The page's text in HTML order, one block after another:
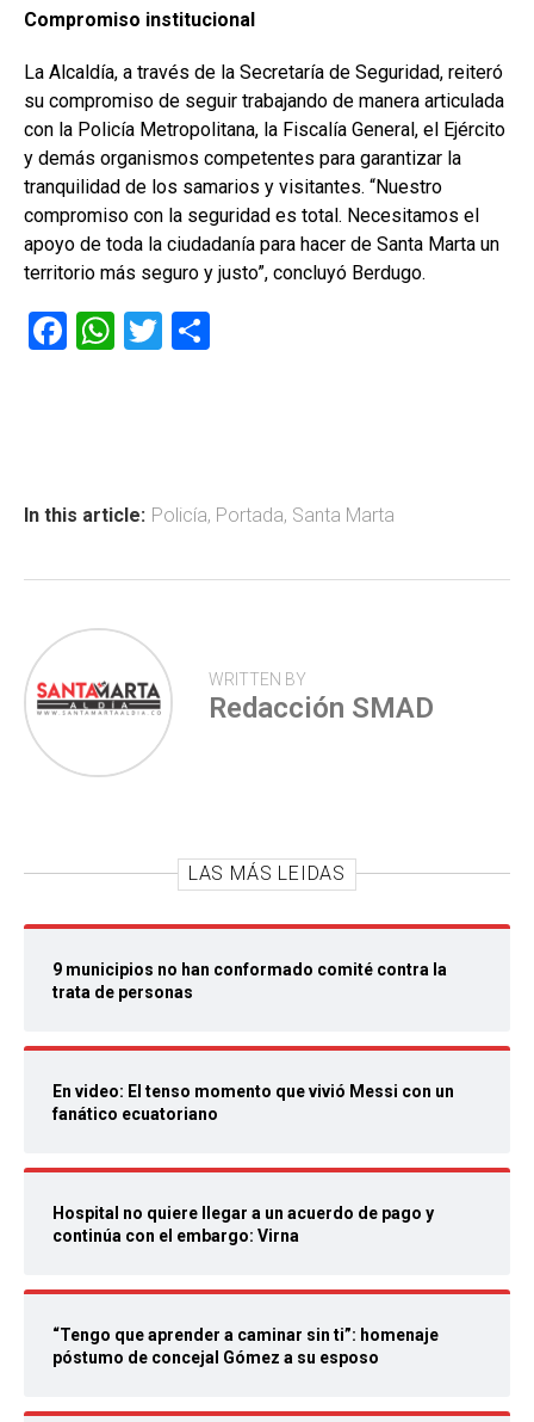
Compromiso institucional
La Alcaldía, a través de la Secretaría de Seguridad, reiteró
su compromiso de seguir trabajando de manera articulada
con la Policía Metropolitana, la Fiscalía General, el Ejército
y demás organismos competentes para garantizar la
tranquilidad de los samarios y visitantes. “Nuestro
compromiso con la seguridad es total. Necesitamos el
apoyo de toda la ciudadanía para hacer de Santa Marta un
territorio más seguro y justo”, concluyó Berdugo.
F
ok
W
p
T
tir
In this article: Policía, Portada, Santa Marta
WRITTEN BY
Redacción SMAD
LAS MÁS LEIDAS
9 municipios no han conformado comité contra la
trata de personas
En video: El tenso momento que vivió Messi con un
fanático ecuatoriano
Hospital no quiere llegar a un acuerdo de pago y
continúa con el embargo: Virna
“Tengo que aprender a caminar sin ti”: homenaje
póstumo de concejal Gómez a su esposo